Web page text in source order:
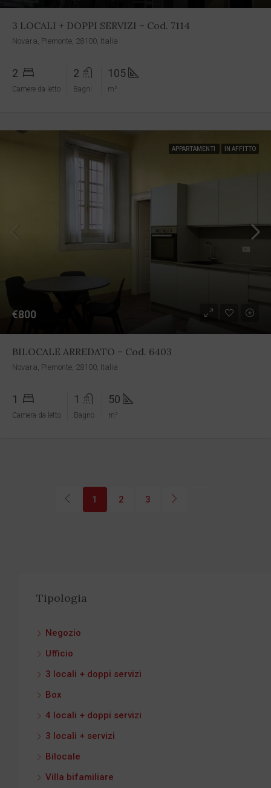
3 LOCALI + DOPPI SERVIZI – Cod. 7114
Novara, Piemonte, 28100, Italia
2
Camere da letto
2
Bagni
105
m²
APPARTAMENTI IN AFFITTO
€800
BILOCALE ARREDATO – Cod. 6403
Novara, Piemonte, 28100, Italia
1
Camera da letto
1
Bagno
50
m²
1 2 3
Tipologia
Negozio
Ufficio
3 locali + doppi servizi
Box
4 locali + doppi servizi
3 locali + servizi
Bilocale
Villa bifamiliare